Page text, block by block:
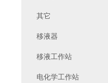
其它
移液器
移液工作站
电化学工作站